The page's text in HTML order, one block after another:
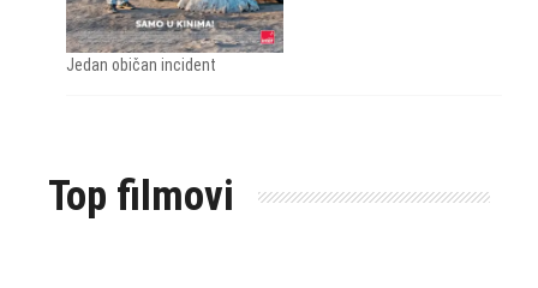
Jedan običan incident
Top filmovi